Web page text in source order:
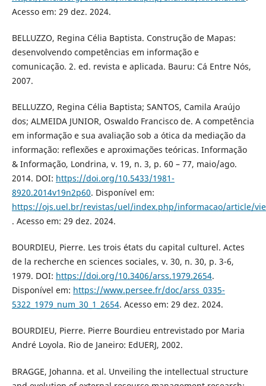
Acesso em: 29 dez. 2024.
BELLUZZO, Regina Célia Baptista. Construção de Mapas:
desenvolvendo competências em informação e
comunicação. 2. ed. revista e aplicada. Bauru: Cá Entre Nós,
2007.
BELLUZZO, Regina Célia Baptista; SANTOS, Camila Araújo
dos; ALMEIDA JUNIOR, Oswaldo Francisco de. A competência
em informação e sua avaliação sob a ótica da mediação da
informação: reflexões e aproximações teóricas. Informação
& Informação, Londrina, v. 19, n. 3, p. 60 – 77, maio/ago.
2014. DOI: https://doi.org/10.5433/1981-
8920.2014v19n2p60. Disponível em:
https://ojs.uel.br/revistas/uel/index.php/informacao/article/
. Acesso em: 29 dez. 2024.
BOURDIEU, Pierre. Les trois états du capital culturel. Actes
de la recherche en sciences sociales, v. 30, n. 30, p. 3-6,
1979. DOI: https://doi.org/10.3406/arss.1979.2654.
Disponível em: https://www.persee.fr/doc/arss_0335-
5322_1979_num_30_1_2654. Acesso em: 29 dez. 2024.
BOURDIEU, Pierre. Pierre Bourdieu entrevistado por Maria
André Loyola. Rio de Janeiro: EdUERJ, 2002.
BRAGGE, Johanna. et al. Unveiling the intellectual structure